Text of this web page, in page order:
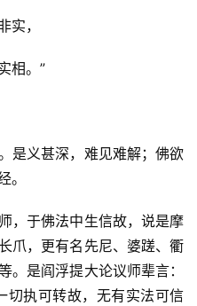
实，
相。”
是义甚深，难见难解；佛欲
。
，于佛法中生信故，说是摩
爪，更有名先尼、婆蹉、衢
。是阎浮提大论议师辈言：
切执可转故，无有实法可信